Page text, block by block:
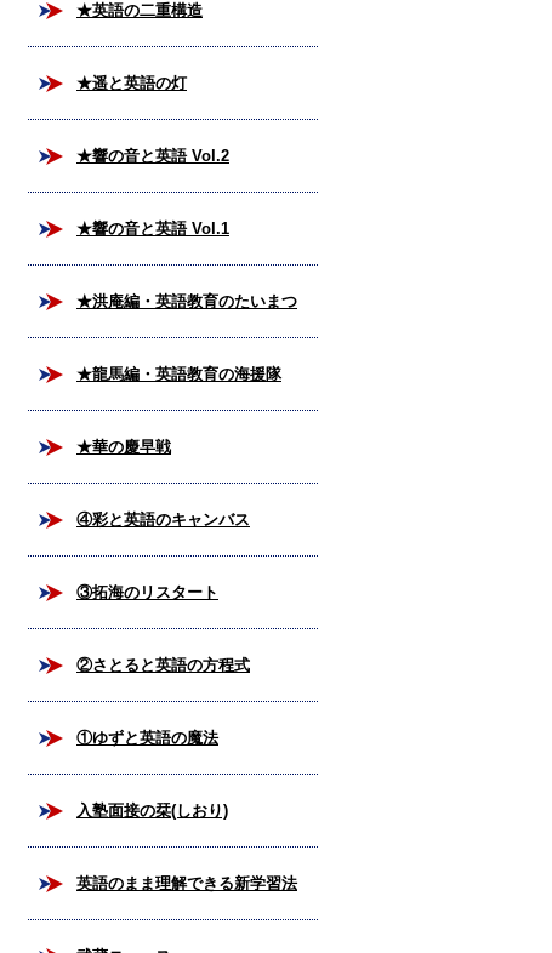
★英語の二重構造
★遥と英語の灯
★響の音と英語 Vol.2
★響の音と英語 Vol.1
★洪庵編・英語教育のたいまつ
★龍馬編・英語教育の海援隊
★華の慶早戦
④彩と英語のキャンバス
③拓海のリスタート
②さとると英語の方程式
①ゆずと英語の魔法
入塾面接の栞(しおり)
英語のまま理解できる新学習法